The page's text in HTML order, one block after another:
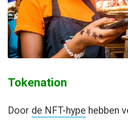
Tokenation
Door de NFT-hype hebben